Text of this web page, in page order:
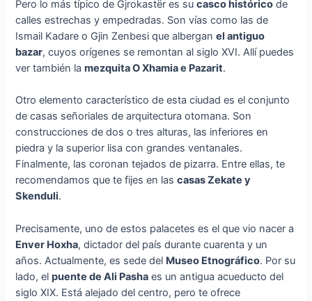
Pero lo más típico de Gjrokastër es sucasco histórico de
calles estrechas y empedradas. Son vías como las de
Ismail Kadare o Gjin Zenbesi que alberganel antiguo
bazar, cuyos orígenes se remontan al siglo XVI. Allí puedes
ver también lamezquita O Xhamia e Pazarit.
Otro elemento característico de esta ciudad es el conjunto
de casas señoriales de arquitectura otomana. Son
construcciones de dos o tres alturas, las inferiores en
piedra y la superior lisa con grandes ventanales.
Finalmente, las coronan tejados de pizarra. Entre ellas, te
recomendamos que te fijes en lascasas Zekate y
Skenduli.
Precisamente, uno de estos palacetes es el que vio nacer a
Enver Hoxha, dictador del país durante cuarenta y un
años. Actualmente, es sede del Museo Etnográfico. Por su
lado, elpuente de Ali Pasha es un antigua acueducto del
siglo XIX. Está alejado del centro, pero te ofrece